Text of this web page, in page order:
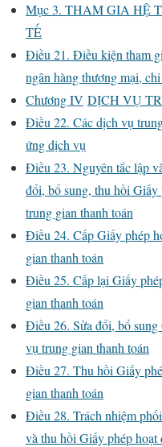
Mục 3. THAM GIA HỆ
TẾ
Điều 21. Điều kiện tham
ngân hàng thương mại,
Chương IV DỊCH VỤ
Điều 22. Các dịch vụ
ứng dịch vụ
Điều 23. Nguyên tắc lập
đổi, bổ sung, thu hồi
trung gian thanh toán
Điều 24. Cấp Giấy phép
gian thanh toán
Điều 25. Cấp lại Giấy
gian thanh toán
Điều 26. Sửa đổi, bổ
vụ trung gian thanh toán
Điều 27. Thu hồi Giấy
gian thanh toán
Điều 28. Trách nhiệm
và thu hồi Giấy phép